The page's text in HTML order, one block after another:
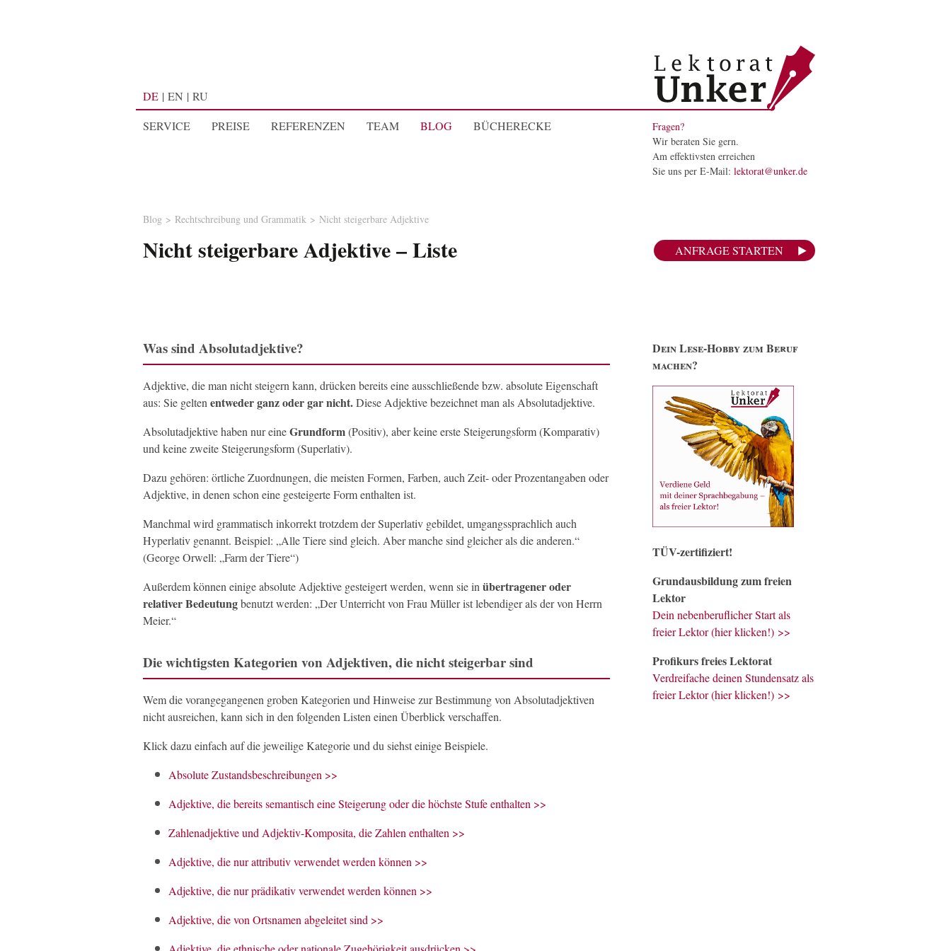
DE EN
RU
SERVICE
PREISE REFERENZEN TEAM BLOG BÜCHERECKE
Fragen?
Wir beraten Sie gern.
Am effektivsten erreichen
Sie uns per E-Mail: lektorat@unker.de
Blog Rechtschreibung und Grammatik Nicht steigerbare Adjektive
Nicht steigerbare Adjektive – Liste ANFRAGE STARTEN
Was sind Absolutadjektive?
Adjektive, die man nicht steigern kann, drücken bereits eine ausschließende bzw. absolute Eigenschaft
aus: Sie gelten entweder ganz oder gar nicht.Diese Adjektive bezeichnet man als Absolutadjektive.
Absolutadjektive haben nur eineGrundform(Positiv), aber keine erste Steigerungsform (Komparativ)
und keine zweite Steigerungsform (Superlativ).
Dazu gehören: örtliche Zuordnungen, die meisten Formen, Farben, auch Zeit- oder Prozentangaben oder
Adjektive, in denen schon eine gesteigerte Form enthalten ist.
Manchmal wird grammatisch inkorrekt trotzdem der Superlativ gebildet, umgangssprachlich auch
Hyperlativ genannt. Beispiel: „Alle Tiere sind gleich. Aber manche sind gleicher als die anderen.“
(George Orwell: „Farm der Tiere“)
Außerdem können einige absolute Adjektive gesteigert werden, wenn sie in übertragener oder
relativer Bedeutungbenutzt werden: „Der Unterricht von Frau Müller ist lebendiger als der von Herrn
Meier.“
Die wichtigsten Kategorien von Adjektiven, die nicht steigerbar sind
Wem die vorangegangenen groben Kategorien und Hinweise zur Bestimmung von Absolutadjektiven
nicht ausreichen, kann sich in den folgenden Listen einen Überblick verschaffen.
Klick dazu einfach auf die jeweilige Kategorie und du siehst einige Beispiele.
Absolute Zustandsbeschreibungen >>
Adjektive, die bereits semantisch eine Steigerung oder die höchste Stufe enthalten >>
Zahlenadjektive und Adjektiv-Komposita, die Zahlen enthalten >>
Adjektive, die nur attributiv verwendet werden können >>
Adjektive, die nur prädikativ verwendet werden können >>
Adjektive, die von Ortsnamen abgeleitet sind >>
Dein Lese-Hobby zum Beruf
machen?
TÜV-zertifiziert!
Grundausbildung zum freien
Lektor
Dein nebenberuflicher Start als
freier Lektor (hier klicken!) >>
Profikurs freies Lektorat
Verdreifache deinen Stundensatz als
freier Lektor (hier klicken!) >>